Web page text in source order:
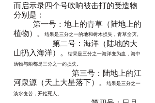
而启示录四个号吹响被击打的受造物
分别是：
植物）。
结果是三分之一的地和树木损失，青草全灭。
山扔入海洋）。
结果是三分之一海洋变为血，海中
活物与船都是三分之一的损失。
河泉源（天上大星落下）。
结果是三分之一
淡水变苦，开始死人。